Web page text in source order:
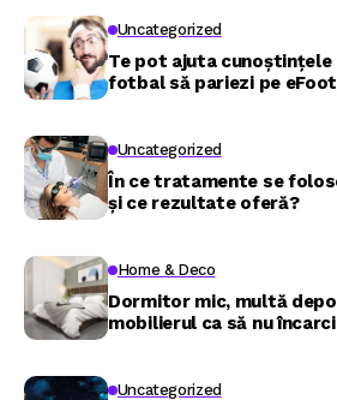
Uncategorized
Te pot ajuta
fotbal să pariezi pe
Uncategorized
În ce tratamente se
și ce rezultate oferă?
Home & Deco
Dormitor mic, multă
mobilierul ca să nu
Uncategorized